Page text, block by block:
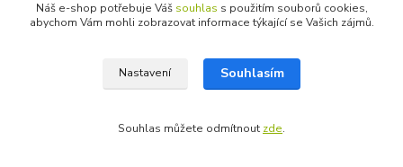
Náš e-shop potřebuje Váš souhlas s použitím souborů cookies,
abychom Vám mohli zobrazovat informace týkající se Vašich zájmů.
Nastavení Souhlasím
Souhlas můžete odmítnout zde.